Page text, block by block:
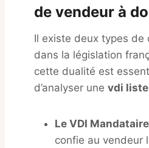
de vendeur à
Il existe deux types de
dans la législation
cette dualité est
d’analyser une vdi
Le VDI
confie au vendeur